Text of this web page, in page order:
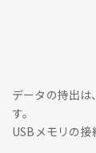
データの持出は
す。
USBメモリの接